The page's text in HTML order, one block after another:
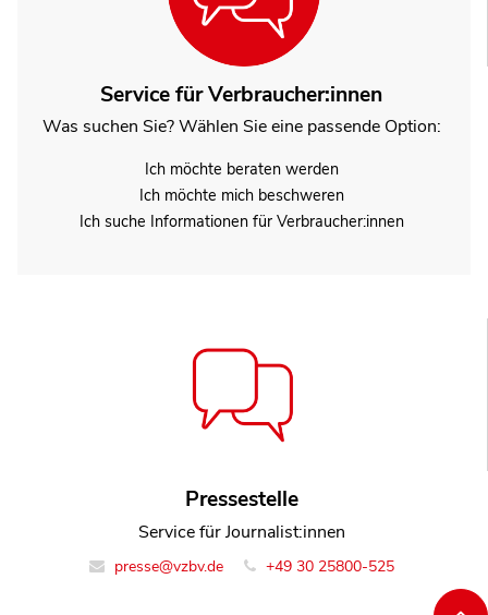
Service für Verbraucher:innen
Was suchen Sie? Wählen Sie eine passende Option:
Ich möchte beraten werden
Ich möchte mich beschweren
Ich suche Informationen für Verbraucher:innen
Pressestelle
Service für Journalist:innen
presse@vzbv.de +49 30 25800-525